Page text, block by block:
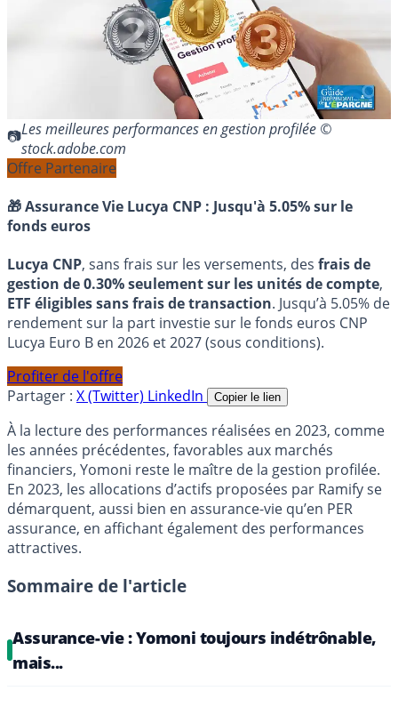
Les meilleures performances en gestion profilée ©
stock.adobe.com
Offre Partenaire
🎁 Assurance Vie Lucya CNP : Jusqu'à 5.05% sur le
fonds euros
Lucya CNP, sans frais sur les versements, des frais de
gestion de 0.30% seulement sur les unités de compte,
ETF éligibles sans frais de transaction. Jusqu’à 5.05% de
rendement sur la part investie sur le fonds euros CNP
Lucya Euro B en 2026 et 2027 (sous conditions).
Profiter de l'offre
Partager : X (Twitter) LinkedIn Copier le lien
À la lecture des performances réalisées en 2023, comme
les années précédentes, favorables aux marchés
financiers, Yomoni reste le maître de la gestion profilée.
En 2023, les allocations d’actifs proposées par Ramify se
démarquent, aussi bien en assurance-vie qu’en PER
assurance, en affichant également des performances
attractives.
Sommaire de l'article
Assurance-vie : Yomoni toujours indétrônable,
mais...